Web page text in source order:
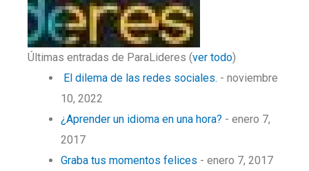
Últimas entradas de ParaLideres (ver todo)
El dilema de las redes sociales. - noviembre
10, 2022
¿Aprender un idioma en una hora? - enero 7,
2017
Graba tus momentos felices - enero 7, 2017